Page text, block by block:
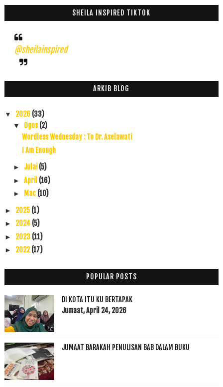
SHEILA INSPIRED TIKTOK
@sheilainspired
ARKIB BLOG
▼ 2026 (33)
▼ Ogos(2)
Wordless Wednesday : To Dr. Aselawati
I Am Enough
► Julai(5)
► April (16)
► Mac (10)
► 2025 (1)
► 2024 (5)
► 2023 (11)
► 2022(17)
►2018 (195)
►2017(199)
►2016(174)
►2015(199)
► 2014(47)
►2013(53)
►2012(100)
POPULAR POSTS
DI KOTA ITU KU BERTAPAK
Jumaat, April 24, 2026
JUMAAT BARAKAH PENULISAN BAB DALAM BUKU